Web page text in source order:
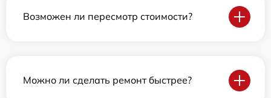
Возможен ли пересмотр стоимости?
Можно ли сделать ремонт быстрее?